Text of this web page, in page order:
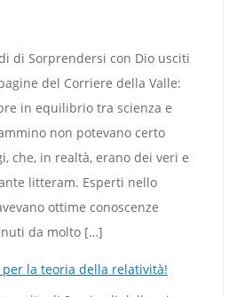
di Sorprendersi con Dio usciti
del Corriere della Valle:
in equilibrio tra scienza e
non potevano certo
che, in realtà, erano dei veri e
litteram. Esperti nello
ottime conoscenze
da molto […]
per la teoria della relatività!